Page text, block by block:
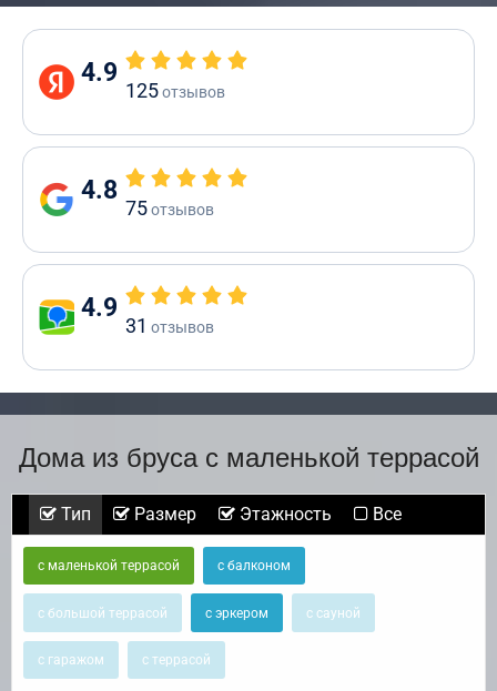
4.9
125отзывов
4.8
75отзывов
4.9
31 отзывов
Дома из бруса с маленькой террасой
Тип Размер Этажность Все
с маленькой террасой с балконом
с большой террасой с эркером с сауной
с гаражом с террасой